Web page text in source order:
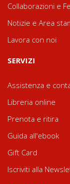
Collaborazioni e
Notizie e Area
Lavora con noi
SERVIZI
Assistenza e
Libreria online
Prenota e ritira
Guida all'ebook
Gift Card
Iscriviti alla